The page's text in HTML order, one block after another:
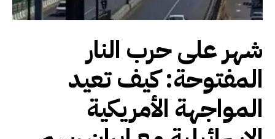
شهر على حرب النار
المفتوحة: كيف تعيد
المواجهة الأمريكية